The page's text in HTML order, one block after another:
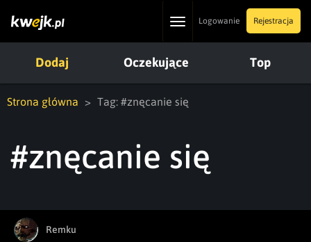
ToggleLogowanie Rejestracja
Dodaj Oczekujące Top
Strona główna Tag: #znęcanie się
#znęcanie się
Remku